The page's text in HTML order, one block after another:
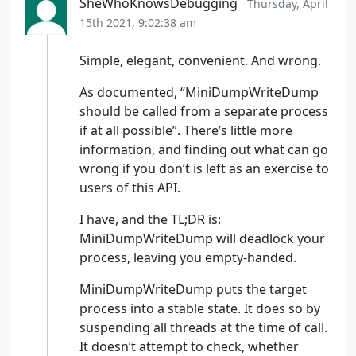
SetErrorMode(SEM_FAILCRITICALERRORS
}
inline
{
SetUnhandledExceptionFilter(
}
Thursday, April
15th 2021, 9:02:38 am
Simple, elegant, convenient. And wrong.
As documented, “MiniDumpWriteDump
should be called from a separate process
if at all possible”. There’s little more
information, and finding out what can go
wrong if you don’t is left as an exercise to
users of this API.
I have, and the TL;DR is:
MiniDumpWriteDump will deadlock your
process, leaving you empty-handed.
MiniDumpWriteDump puts the target
process into a stable state. It does so by
suspending all threads at the time of call.
It doesn’t attempt to check, whether